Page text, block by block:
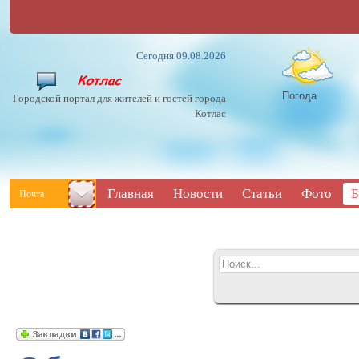
Сегодня 09.08.2026
Городской портал для жителей и гостей города
Котлас
Погода
Почта Главная Новости Статьи Фото